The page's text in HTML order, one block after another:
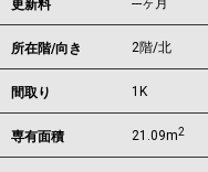
更新料 ---ヶ月
所在階/向き 2階/北
間取り 1K
専有面積 21.09m2